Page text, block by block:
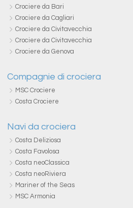
Crociere da Bari
Crociere da Cagliari
Crociere da Civitavecchia
Crociere da Civitavecchia
Crociere da Genova
Compagnie di crociera
MSC Crociere
Costa Crociere
Navi da crociera
Costa Deliziosa
Costa Favolosa
Costa neoClassica
Costa neoRiviera
Mariner of the Seas
MSC Armonia